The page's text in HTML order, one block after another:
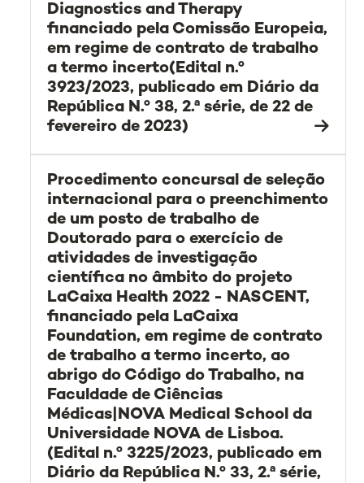
Diagnostics and Therapy
financiado pela Comissão Europeia,
em regime de contrato de trabalho
a termo incerto(Edital n.º
3923/2023, publicado em Diário da
República N.º 38, 2.ª série, de 22 de
fevereiro de 2023)
Procedimento concursal de seleção
internacional para o preenchimento
de um posto de trabalho de
Doutorado para o exercício de
atividades de investigação
científica no âmbito do projeto
LaCaixa Health 2022 - NASCENT,
financiado pela LaCaixa
Foundation, em regime de contrato
de trabalho a termo incerto, ao
abrigo do Código do Trabalho, na
Faculdade de Ciências
Médicas|NOVA Medical School da
Universidade NOVA de Lisboa.
(Edital n.º 3225/2023, publicado em
Diário da República N.º 33, 2.ª série,